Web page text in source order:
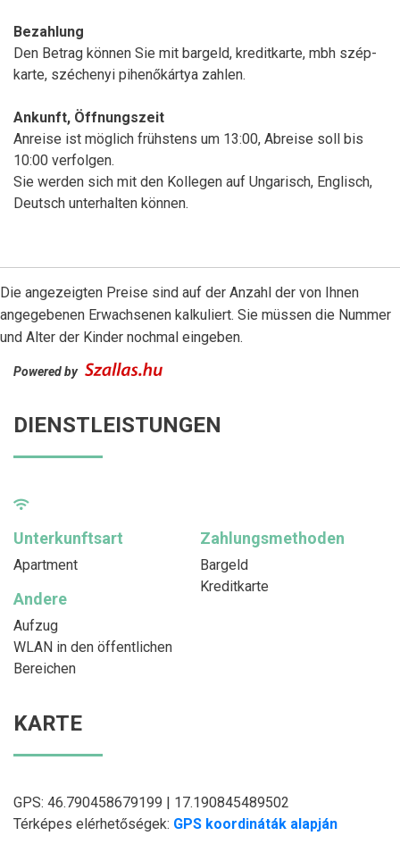
Bezahlung
Den Betrag können Sie mit bargeld, kreditkarte, mbh szép-
karte, széchenyi pihenőkártya zahlen.
Ankunft, Öffnungszeit
Anreise ist möglich frühstens um 13:00, Abreise soll bis
10:00 verfolgen.
Sie werden sich mit den Kollegen auf Ungarisch, Englisch,
Deutsch unterhalten können.
Die angezeigten Preise sind auf der Anzahl der von Ihnen
angegebenen Erwachsenen kalkuliert. Sie müssen die Nummer
und Alter der Kinder nochmal eingeben.
Powered by
DIENSTLEISTUNGEN
Unterkunftsart
Apartment
Zahlungsmethoden
Bargeld
Kreditkarte
Andere
Aufzug
WLAN in den öffentlichen
Bereichen
KARTE
GPS: 46.790458679199 | 17.190845489502
Térképes elérhetőségek: GPS koordináták alapján